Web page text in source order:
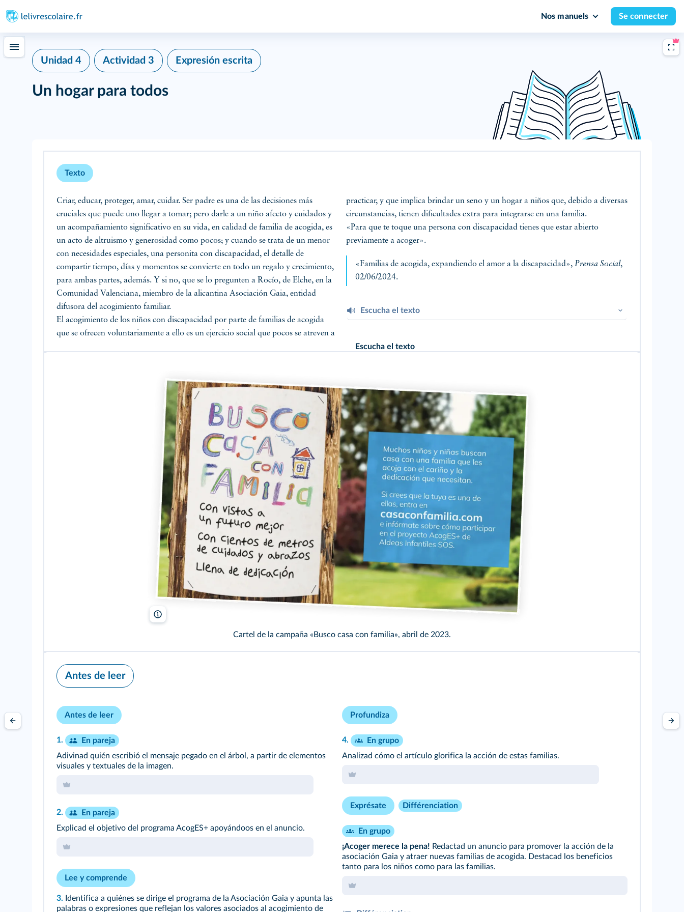
Nos manuels Se connecter
Unidad 4 Actividad 3 Expresión escrita
Un hogar para todos
Texto
Criar, educar, proteger, amar, cuidar. Ser padre es una de las decisiones más
cruciales que puede uno llegar a tomar; pero darle a un niño afecto y cuidados y
un acompañamiento significativo en su vida, en calidad de familia de acogida, es
un acto de altruismo y generosidad como pocos; y cuando se trata de un menor
con necesidades especiales, una personita con discapacidad, el detalle de
compartir tiempo, días y momentos se convierte en todo un regalo y crecimiento,
para ambas partes, además. Y si no, que se lo pregunten a Rocío, de Elche, en la
Comunidad Valenciana, miembro de la alicantina Asociación Gaia, entidad
difusora del acogimiento familiar.
El acogimiento de los niños con discapacidad por parte de familias de acogida
que se ofrecen voluntariamente a ello es un ejercicio social que pocos se atreven a
practicar, y que implica brindar un seno y un hogar a niños que, debido a diversas
circunstancias, tienen dificultades extra para integrarse en una familia.
«Para que te toque una persona con discapacidad tienes que estar abierto
previamente a acoger».
«Familias de acogida, expandiendo el amor a la discapacidad», Prensa Social,
02/06/2024.
Escucha el texto
Escucha el texto
Cartel de la campaña «Busco casa con familia», abril de 2023.
Antes de leer
Antes de leer
1.
En pareja
Adivinad quién escribió el mensaje pegado en el árbol, a partir de elementos
visuales y textuales de la imagen.
2.
En pareja
Explicad el objetivo del programa AcogES+ apoyándoos en el anuncio.
Lee y comprende
3. Identifica a quiénes se dirige el programa de la Asociación Gaia y apunta las
palabras o expresiones que reflejan los valores asociados al acogimiento de
Profundiza
4.
En grupo
Analizad cómo el artículo glorifica la acción de estas familias.
Exprésate Différenciation
En grupo
¡Acoger merece la pena! Redactad un anuncio para promover la acción de la
asociación Gaia y atraer nuevas familias de acogida. Destacad los beneficios
tanto para los niños como para las familias.